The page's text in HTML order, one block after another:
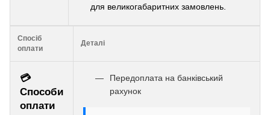
для великогабаритних замовлень.
Спосіб
оплати
Деталі
💳
Способи
оплати
Передоплата на банківський
рахунок